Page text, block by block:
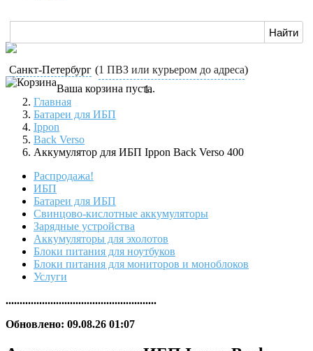
Санкт-Петербург (1 ПВЗ или курьером до адреса)
Ваша корзина пуста.
Главная
Батареи для ИБП
Ippon
Back Verso
Аккумулятор для ИБП Ippon Back Verso 400
Распродажа!
ИБП
Батареи для ИБП
Свинцово-кислотные аккумуляторы
Зарядные устройства
Аккумуляторы для эхолотов
Блоки питания для ноутбуков
Блоки питания для мониторов и моноблоков
Услуги
......................................................
Обновлено: 09.08.26 01:07